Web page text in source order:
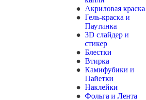
Акриловая краска
Гель-краска и
Паутинка
3D слайдер и
стикер
Блестки
Втирка
Камифубики и
Пайетки
Наклейки
Фольга и Лента